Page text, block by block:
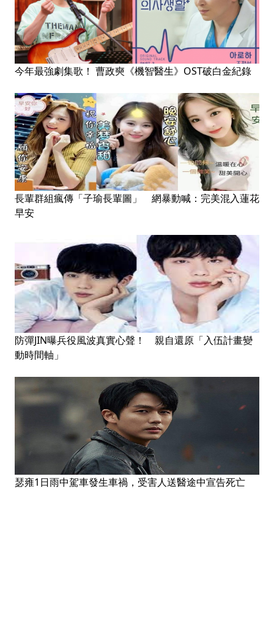
今年最強劇集歌！ 曹政奭《機智醫生》OST破白金紀錄
長輩群組瘋傳「子瑜長輩圖」 網暴動喊：完美混入蓮花
早安
防彈JIN曝兵役風波真實心聲！ 親自還原「入伍計畫變
動時間軸」
瑟雍1日雨中駕車發生車禍，受害人送醫途中宣告死亡